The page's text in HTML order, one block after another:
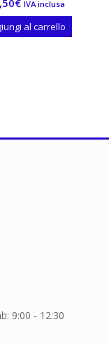
0,90
Aggiungi al
9:00 - 12:30